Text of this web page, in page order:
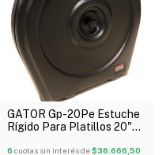
GATOR Gp-20Pe Estuche
Rígido Para Platillos 20"
6 cuotas sin interés de$36.666,50